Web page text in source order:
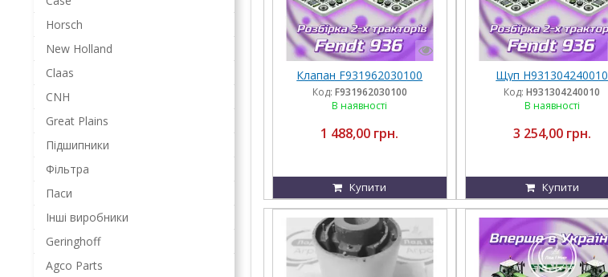
Клапан F931962030100
Код: F931962030100
В наявності
1 488,00 грн.
Купити
Щуп H931304240010
Код: H931304240010
В наявності
3 254,00 грн.
Купити
Horsch
New Holland
Claas
CNH
Great Plains
Підшипники
Фільтра
Паси
Інші виробники
Geringhoff
Agco Parts